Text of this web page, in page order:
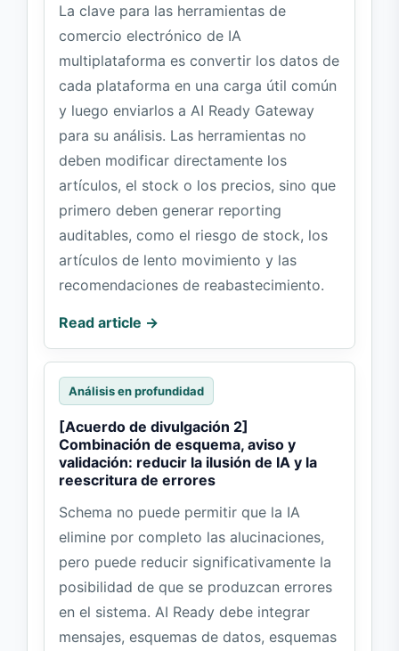
La clave para las herramientas de
comercio electrónico de IA
multiplataforma es convertir los datos de
cada plataforma en una carga útil común
y luego enviarlos a AI Ready Gateway
para su análisis. Las herramientas no
deben modificar directamente los
artículos, el stock o los precios, sino que
primero deben generar reporting
auditables, como el riesgo de stock, los
artículos de lento movimiento y las
recomendaciones de reabastecimiento.
Read article →
Análisis en profundidad
[Acuerdo de divulgación 2]
Combinación de esquema, aviso y
validación: reducir la ilusión de IA y la
reescritura de errores
Schema no puede permitir que la IA
elimine por completo las alucinaciones,
pero puede reducir significativamente la
posibilidad de que se produzcan errores
en el sistema. AI Ready debe integrar
mensajes, esquemas de datos, esquemas